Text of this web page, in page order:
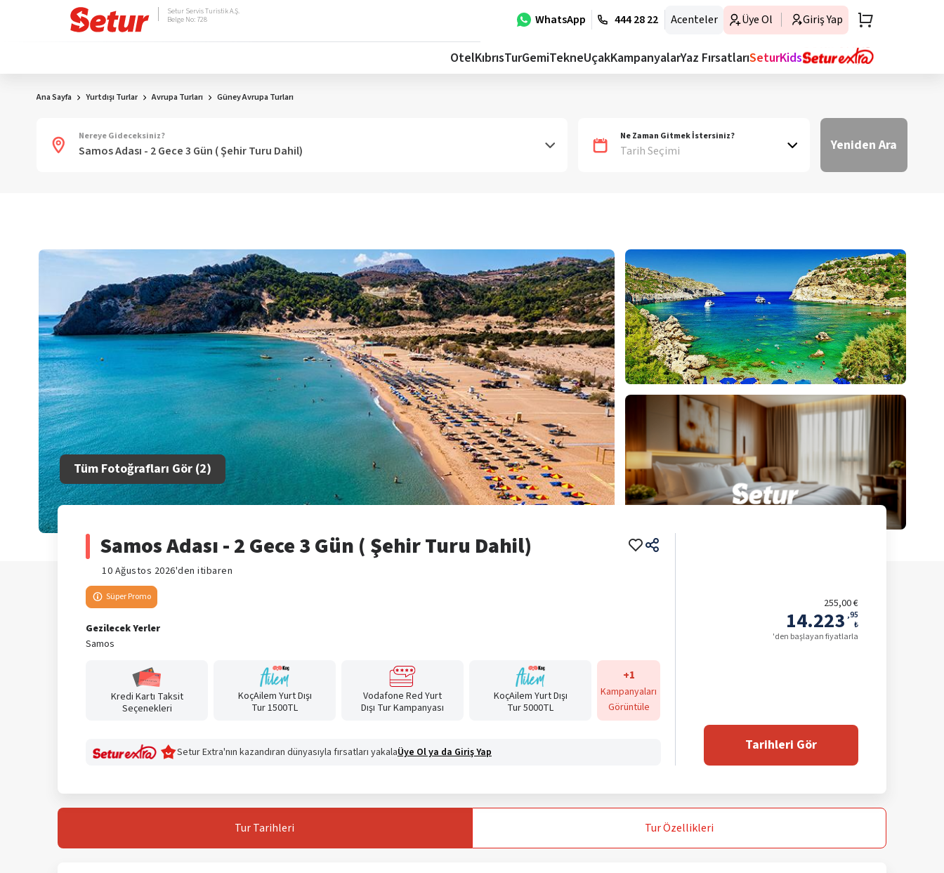
WhatsApp 444 28 22 Acenteler Üye Ol Giriş Yap
Setur Servis Turistik A.Ş.
Belge No: 728
OtelKıbrısTurGemiTekneUçakKampanyalarYaz FırsatlarıSeturKids
Ana Sayfa Yurtdışı Turlar Avrupa Turları Güney Avrupa Turları
Nereye Gideceksiniz? Ne Zaman Gitmek İstersiniz?
Tarih Seçimi Yeniden Ara
Tüm Fotoğrafları Gör (2)
Samos Adası - 2 Gece 3 Gün ( Şehir Turu Dahil)
10 Ağustos 2026'den itibaren
Süper Promo
Gezilecek Yerler
Samos
Çağatay Yılmaz Yükseloğulları
Çağatay Yılmaz Yükseloğulları
Kredi Kartı Taksit
Seçenekleri
KoçAilem Yurt Dışı
Tur 1500TL
Vodafone Red Yurt
Dışı Tur Kampanyası
KoçAilem Yurt Dışı
Tur 5000TL
+1
Kampanyaları
Görüntüle
Setur Extra'nın kazandıran dünyasıyla fırsatları yakalaÜye Ol ya da Giriş Yap
255,00 €
14.223 ,95
₺
'den başlayan fiyatlarla
Tarihleri Gör
TurTarihleri TurÖzellikleri